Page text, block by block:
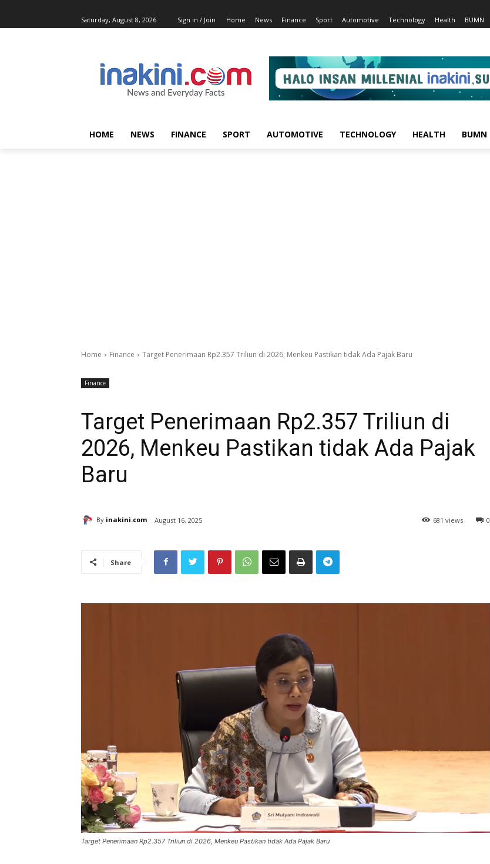
Saturday, August 8, 2026 Sign in / Join Home News Finance Sport Automotive Technology Health BUMN
HOME NEWS FINANCE SPORT AUTOMOTIVE TECHNOLOGY HEALTH BUMN
Home Finance Target Penerimaan Rp2.357 Triliun di 2026, Menkeu Pastikan tidak Ada Pajak Baru
Finance
Target Penerimaan Rp2.357 Triliun di
2026, Menkeu Pastikan tidak Ada Pajak
Baru
By inakini.com August 16, 2025 0
681 views
Share
Target Penerimaan Rp2.357 Triliun di 2026, Menkeu Pastikan tidak Ada Pajak Baru